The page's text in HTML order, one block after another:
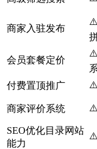
商家入驻发布
⚠️
会员套餐定价
⚠️
付费置顶推广 ⚠️
商家评价系统 ⚠️
SEO优化目录网站
能力
⚠️